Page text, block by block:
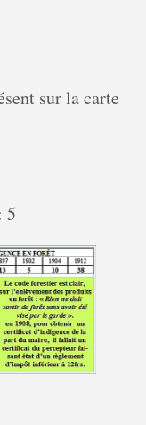
sur la carte
5